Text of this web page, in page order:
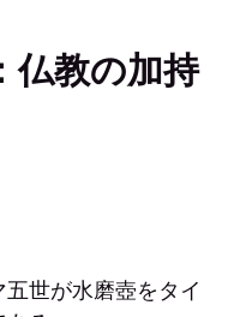
仏教の加持
世が水磨壺をタイ